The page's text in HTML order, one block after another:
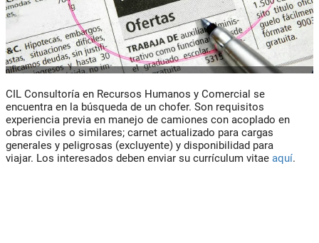
CIL Consultoría en Recursos Humanos y Comercial se
encuentra en la búsqueda de un chofer. Son requisitos
experiencia previa en manejo de camiones con acoplado en
obras civiles o similares; carnet actualizado para cargas
generales y peligrosas (excluyente) y disponibilidad para
viajar. Los interesados deben enviar su currículum vitae aquí.